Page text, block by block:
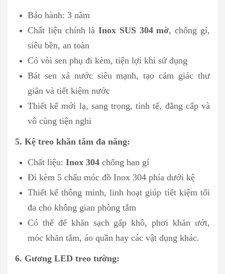
Bảo hành: 3 năm
Chất liệu chính làInox SUS 304 mờ, chống gỉ,
siêu bền, an toàn
Có vòi sen phụ đi kèm, tiện lợi khi sử dụng
Bát sen xả nước siêu mạnh, tạo cảm giác thư
giãn và tiết kiệm nước
Thiết kế mới lạ, sang trọng, tinh tế, đẳng cấp và
vô cùng tiện nghi
5. Kệ treo khăn tắm đa năng:
Chất liệu: Inox 304 chống han gỉ
Đi kèm 5 chấu móc đồ Inox 304 phía dưới kệ
Thiết kế thông minh, linh hoạt giúp tiết kiệm tối
đa cho không gian phòng tắm
Có thể để khăn sạch gấp khô, phơi khăn ướt,
móc khăn tắm, áo quần hay các vật dụng khác.
6. Gương LED treo tường: